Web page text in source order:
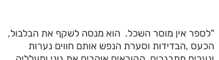
"לספר אין מוסר השכל. הוא מנסה לשקף את הבלבול,
הכעס ,הבדידות וסערת הנפש אותם חווים נערות